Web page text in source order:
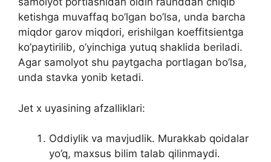
ketishga muvaffaq bo’lgan bo’lsa, unda barcha
miqdor garov miqdori, erishilgan koeffitsientga
ko’paytirilib, o’yinchiga yutuq shaklida beriladi.
Agar samolyot shu paytgacha portlagan bo’lsa,
unda stavka yonib ketadi.
Jet x uyasining afzalliklari:
Oddiylik va mavjudlik. Murakkab qoidalar
yo’q, maxsus bilim talab qilinmaydi.